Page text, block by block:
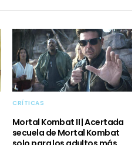
CRÍTICAS
Mortal Kombat II | Acertada
secuela de Mortal Kombat